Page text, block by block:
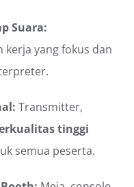
Suara:
kerja yang fokus dan
Transmitter,
tinggi
semua peserta.